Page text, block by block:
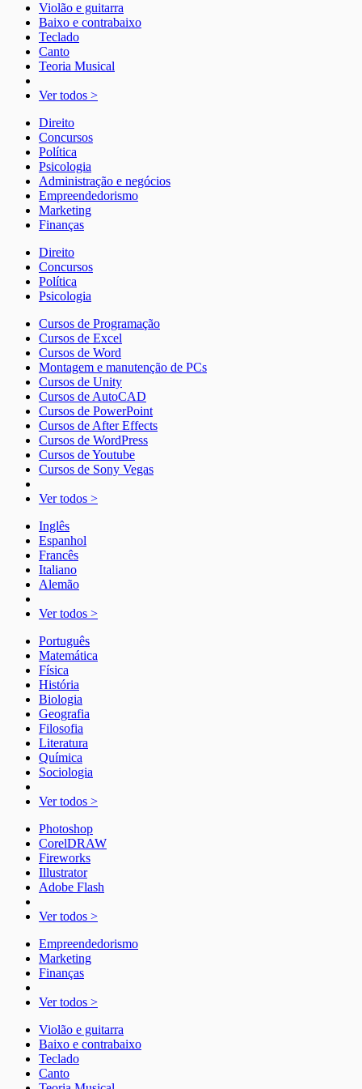
Violão e guitarra
Baixo e contrabaixo
Teclado
Canto
Teoria Musical
Ver todos >
Direito
Concursos
Política
Psicologia
Administração e negócios
Empreendedorismo
Marketing
Finanças
Direito
Concursos
Política
Psicologia
Cursos de Programação
Cursos de Excel
Cursos de Word
Montagem e manutenção de PCs
Cursos de Unity
Cursos de AutoCAD
Cursos de PowerPoint
Cursos de After Effects
Cursos de WordPress
Cursos de Youtube
Cursos de Sony Vegas
Ver todos >
Inglês
Espanhol
Francês
Italiano
Alemão
Ver todos >
Português
Matemática
Física
História
Biologia
Geografia
Filosofia
Literatura
Química
Sociologia
Ver todos >
Photoshop
CorelDRAW
Fireworks
Illustrator
Adobe Flash
Ver todos >
Empreendedorismo
Marketing
Finanças
Ver todos >
Violão e guitarra
Baixo e contrabaixo
Teclado
Canto